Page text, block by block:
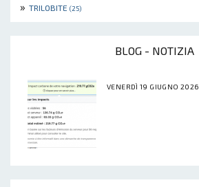
» TRILOBITE (25)
BLOG - NOTIZIA
VENERDÌ 19 GIUGNO 2026